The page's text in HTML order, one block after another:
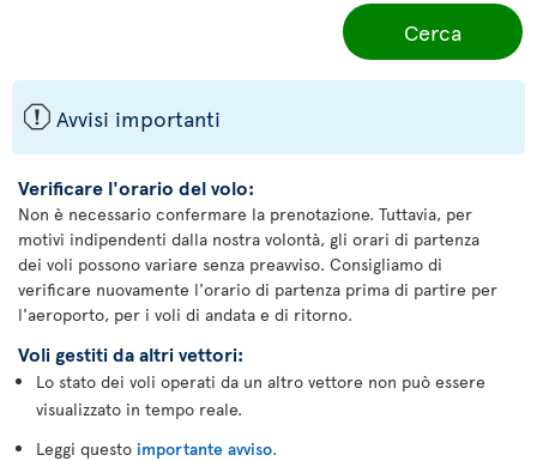
Cerca
ü Avvisi importanti
Verificare l'orario del volo:
Non è necessario confermare la prenotazione. Tuttavia, per
motivi indipendenti dalla nostra volontà, gli orari di partenza
dei voli possono variare senza preavviso. Consigliamo di
verificare nuovamente l'orario di partenza prima di partire per
l'aeroporto, per i voli di andata e di ritorno.
Voli gestiti da altri vettori:
Lo stato dei voli operati da un altro vettore non può essere
visualizzato in tempo reale.
Leggi questo importante avviso.